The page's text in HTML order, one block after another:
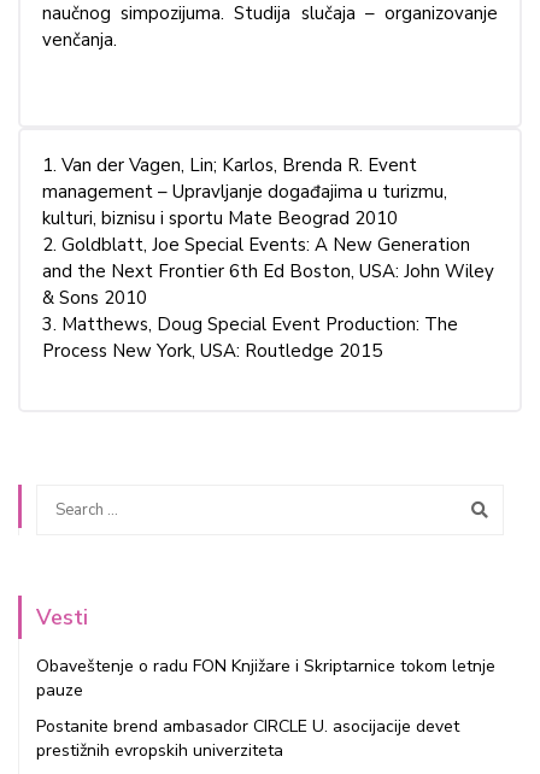
naučnog simpozijuma. Studija slučaja – organizovanje
venčanja.
1. Van der Vagen, Lin; Karlos, Brenda R. Event
management – Upravljanje događajima u turizmu,
kulturi, biznisu i sportu Mate Beograd 2010
2. Goldblatt, Joe Special Events: A New Generation
and the Next Frontier 6th Ed Boston, USA: John Wiley
& Sons 2010
3. Matthews, Doug Special Event Production: The
Process New York, USA: Routledge 2015
Vesti
Obaveštenje o radu FON Knjižare i Skriptarnice tokom letnje
pauze
Postanite brend ambasador CIRCLE U. asocijacije devet
prestižnih evropskih univerziteta